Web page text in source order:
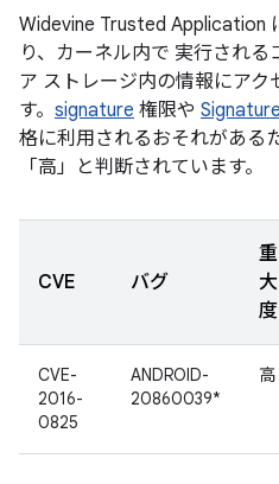
Widevine Trusted Application
り、カーネル内で 実行され
ア ストレージ内の情報にアク
す。 signature 権限や
格に利用されるおそれがある
「高」と判断されています。
CVE バグ
重
大
度
CVE-
2016-
0825
ANDROID-
20860039*
高